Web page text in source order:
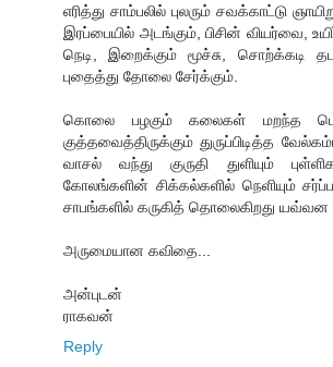
எரித்து சாம்பலில் புலரும் சவக்காட்டு
இரப்பையில் அடங்கும், பிசின் வியர்வை,
நெடி, இறைக்கும் மூச்சு,
புதைத்து தோலை சேர்க்கும்.
கொலை பழகும் கலைகள் மறந்த
குத்தவைத்திருக்கும் துருப்பிடித்த
வாசல் வந்து குருதி துளியும்
கோலங்களின் சிக்கல்களில் நெளியும்
சாபங்களில் கருகித் தொலைகிறது
அருமையான கவிதை...
அன்புடன்
ராகவன்
Reply